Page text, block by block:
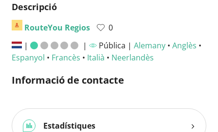
Descripció
RouteYou Regios
0
|
| Pública | Alemany• Anglès •
Espanyol • Francès • Italià • Neerlandès
Informació de contacte
Estadístiques